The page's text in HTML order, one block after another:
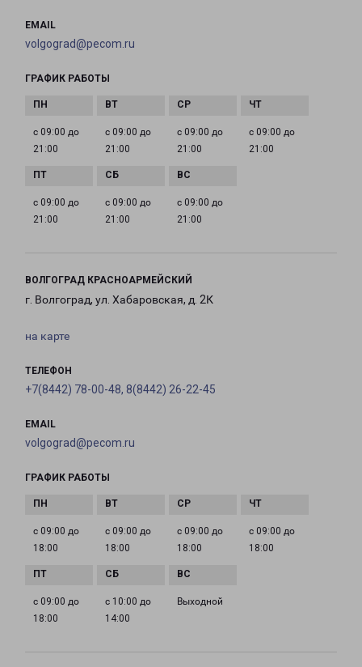
EMAIL
volgograd@pecom.ru
ГРАФИК РАБОТЫ
с 09:00 до
21:00
с 09:00 до
21:00
с 09:00 до
21:00
с 09:00 до
21:00
с 09:00 до
21:00
с 09:00 до
21:00
с 09:00 до
21:00
ВОЛГОГРАД КРАСНОАРМЕЙСКИЙ
г. Волгоград, ул. Хабаровская, д. 2К
на карте
ТЕЛЕФОН
+7(8442) 78-00-48, 8(8442) 26-22-45
EMAIL
volgograd@pecom.ru
ГРАФИК РАБОТЫ
с 09:00 до
18:00
с 09:00 до
18:00
с 09:00 до
18:00
с 09:00 до
18:00
с 09:00 до
18:00
с 10:00 до
14:00
Выходной